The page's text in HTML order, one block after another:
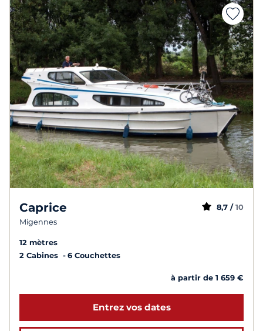
Caprice
Migennes
8,7 / 10
12 mètres
2 Cabines
6 Couchettes
à partir de 1 659 €
Entrez vos dates